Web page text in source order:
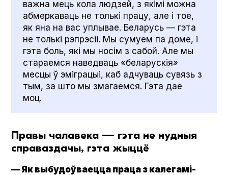
важна мець кола людзей, з якімі можна
абмеркаваць не толькі працу, але і тое,
як яна на вас уплывае. Беларусь — гэта
не толькі рэпрэсіі. Мы сумуем па доме, і
гэта боль, які мы носім з сабой. Але мы
стараемся наведваць «беларускія»
месцы ў эміграцыі, каб адчуваць сувязь з
тым, за што мы змагаемся. Гэта дае
моц.
Правы чалавека — гэта не нудныя
справаздачы, гэта жыццё
— Як выбудоўваецца праца з калегамі-